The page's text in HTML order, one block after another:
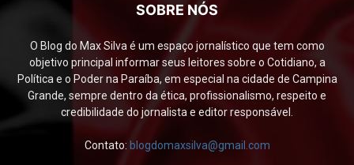
SOBRE NÓS
O Blog do Max Silva é um espaço jornalístico que tem como
objetivo principal informar seus leitores sobre o Cotidiano, a
Política e o Poder na Paraíba, em especial na cidade de Campina
Grande, sempre dentro da ética, profissionalismo, respeito e
credibilidade do jornalista e editor responsável.
Contato: blogdomaxsilva@gmail.com